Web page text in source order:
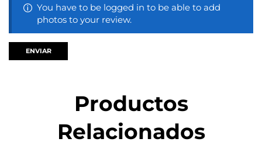
You have to be logged in to be able to add
photos to your review.
Productos
Relacionados